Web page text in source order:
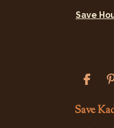
Save
F
c
e
P
t
Save